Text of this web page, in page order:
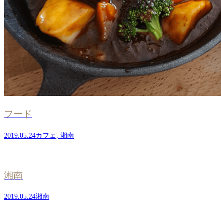
フード
2019.05.24カフェ , 湘南
湘南
2019.05.24湘南